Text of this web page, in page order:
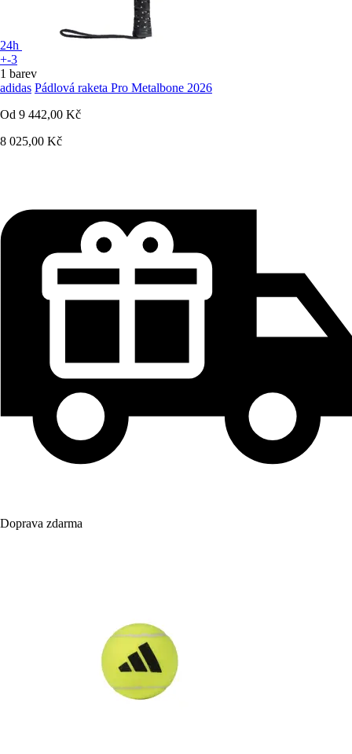
24h
+-3
1 barev
adidas Pádlová raketa Pro Metalbone 2026
Od 9 442,00 Kč
8 025,00 Kč
Doprava zdarma